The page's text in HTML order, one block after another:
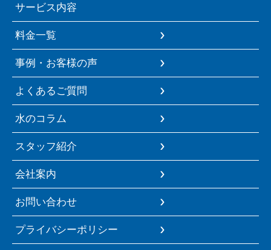
サービス内容
料金一覧
事例・お客様の声
よくあるご質問
水のコラム
スタッフ紹介
会社案内
お問い合わせ
プライバシーポリシー